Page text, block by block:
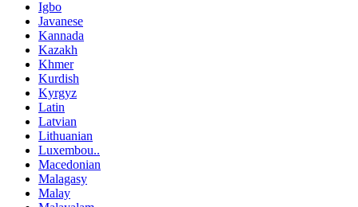
Igbo
Javanese
Kannada
Kazakh
Khmer
Kurdish
Kyrgyz
Latin
Latvian
Lithuanian
Luxembou..
Macedonian
Malagasy
Malay